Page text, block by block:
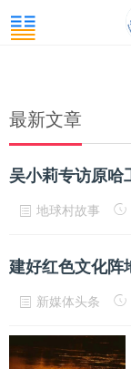
最新文章
地球村故事
新媒体头条